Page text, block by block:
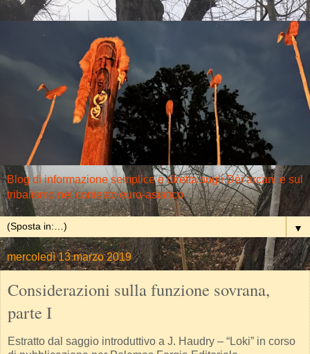
Blog di informazione semplice e diretta sugli Dèi arcani e sul
tribalismo nel contesto euro-asiatico
▼
mercoledì 13 marzo 2019
Considerazioni sulla funzione sovrana,
parte I
Estratto dal saggio introduttivo a J. Haudry – “Loki” in corso